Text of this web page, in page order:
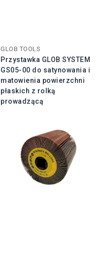
GLOB TOOLS
Przystawka GLOB SYSTEM
GS05-00 do satynowania i
matowienia powierzchni
płaskich z rolką
prowadzącą